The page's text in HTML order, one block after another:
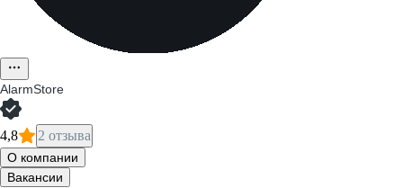
AlarmStore
4,8 2 отзыва
О компании
Вакансии